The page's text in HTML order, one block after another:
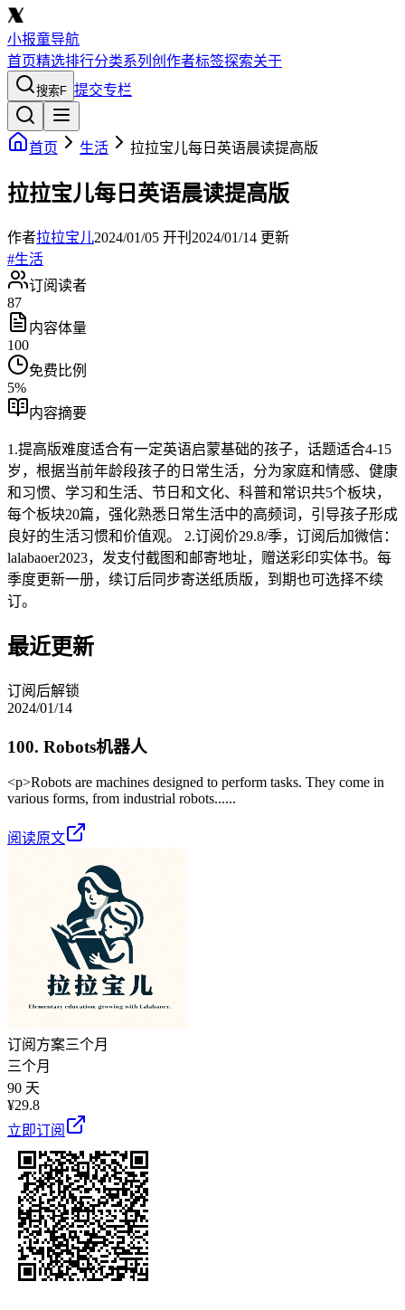
小报童导航
首页精选排行分类系列 创作者标签探索关于
搜索F 提交专栏
首页 生活 拉拉宝儿每日英语晨读提高版
拉拉宝儿每日英语晨读提高版
作者拉拉宝儿2024/01/05 开刊 2024/01/14 更新
#生活
订阅读者
87
内容体量
100
免费比例
5%
内容摘要
1.提高版难度适合有一定英语启蒙基础的孩子，话题适合4-15
岁，根据当前年龄段孩子的日常生活，分为家庭和情感、健康
和习惯、学习和生活、节日和文化、科普和常识共5个板块，
每个板块20篇，强化熟悉日常生活中的高频词，引导孩子形成
良好的生活习惯和价值观。 2.订阅价29.8/季，订阅后加微信：
lalabaoer2023，发支付截图和邮寄地址，赠送彩印实体书。每
季度更新一册，续订后同步寄送纸质版，到期也可选择不续
订。
最近更新
订阅后解锁
2024/01/14
100. Robots机器人
<p>Robots are machines designed to perform tasks. They come in
various forms, from industrial robots......
阅读原文
订阅方案三个月
三个月
90 天
¥29.8
立即订阅